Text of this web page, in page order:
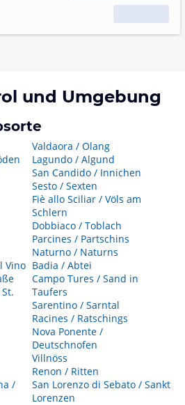
und Umgebung
Vino
/
Valdaora / Olang
Lagundo / Algund
San Candido / Innichen
Sesto / Sexten
Fiè allo Sciliar / Völs am
Schlern
Dobbiaco / Toblach
Parcines / Partschins
Naturno / Naturns
Badia / Abtei
Campo Tures / Sand in
Taufers
Sarentino / Sarntal
Racines / Ratschings
Nova Ponente /
Deutschnofen
Villnöss
Renon / Ritten
San Lorenzo di Sebato / Sankt
Lorenzen